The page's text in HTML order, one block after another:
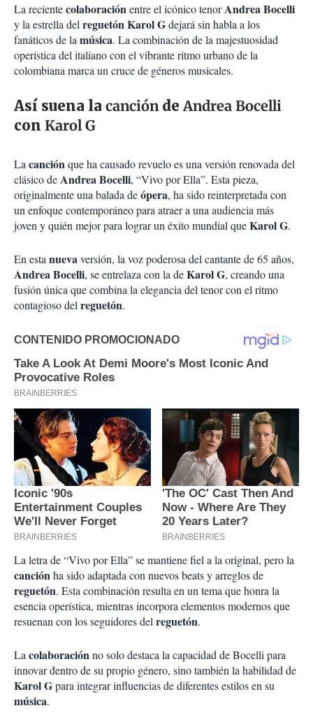
La recientecolaboraciónentre el icónico tenorAndrea Bocelli
y la estrella delreguetónKarol Gdejará sin habla a los
fanáticos de lamúsica. La combinación de la majestuosidad
operística del italiano con el vibrante ritmo urbano de la
colombiana marca un cruce de géneros musicales.
Así suena la cancióndeAndrea Bocelli
con Karol G
Lacanciónque ha causado revuelo es una versión renovada del
clásico deAndrea Bocelli, “Vivo por Ella”. Esta pieza,
originalmente una balada deópera, ha sido reinterpretada con
un enfoque contemporáneo para atraer a una audiencia más
joven y quién mejor para lograr un éxito mundial queKarol G.
En estanuevaversión, la voz poderosa del cantante de 65 años,
Andrea Bocelli, se entrelaza con la deKarol G, creando una
fusión única que combina la elegancia del tenor con el ritmo
contagioso delreguetón.
La letra de “Vivo por Ella” se mantiene fiel a la original, pero la
canciónha sido adaptada con nuevos beats y arreglos de
reguetón. Esta combinación resulta en un tema que honra la
esencia operística, mientras incorpora elementos modernos que
resuenan con los seguidores delreguetón.
Lacolaboraciónno solo destaca la capacidad de Bocelli para
innovar dentro de su propio género, sino también la habilidad de
Karol Gpara integrar influencias de diferentes estilos en su
música.